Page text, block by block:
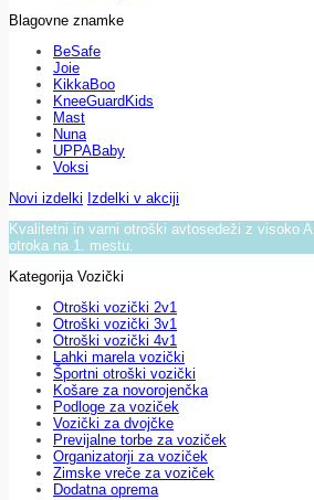
Blagovne znamke
BeSafe
Joie
KikkaBoo
KneeGuardKids
Mast
Nuna
UPPABaby
Voksi
Novi izdelki Izdelki v akciji
Kvalitetni in varni otroški avtosedeži z visoko
otroka na 1. mestu.
Kategorija Vozički
Otroški vozički 2v1
Otroški vozički 3v1
Otroški vozički 4v1
Lahki marela vozički
Športni otroški vozički
Košare za novorojenčka
Podloge za voziček
Vozički za dvojčke
Previjalne torbe za voziček
Organizatorji za voziček
Zimske vreče za voziček
Dodatna oprema